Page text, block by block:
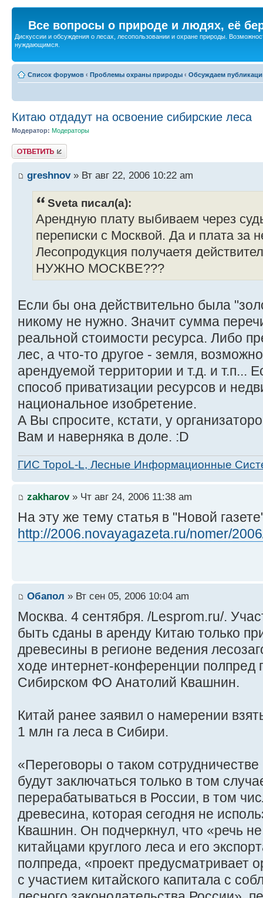
Все вопросы о природе и людях, её
Дискуссии и обсуждения о лесах, лесопользовании и охране природы.
нуждающимся.
Список форумов ‹ Проблемы охраны природы ‹ Обсуждаем
Китаю отдадут на освоение сибирские леса
Модератор: Модераторы
Ответить
greshnov» Вт авг 22, 2006 10:22 am
Sveta писал(а):
Арендную плату выбиваем через
переписки с Москвой. Да и плата за
Лесопродукция получаетя
НУЖНО МОСКВЕ???
Если бы она действительно была
никому не нужно. Значит сумма
реальной стоимости ресурса. Либо
лес, а что-то другое - земля,
арендуемой территории и т.д. и т.п...
способ приватизации ресурсов и
национальное изобретение.
А Вы спросите, кстати, у
Вам и наверняка в доле. :D
ГИС TopoL-L, Лесные Информационные
zakharov» Чт авг 24, 2006 11:38 am
На эту же тему статья в "Новой
http://2006.novayagazeta.ru/nomer/
Обапол » Вт сен 05, 2006 10:04 am
Москва. 4 сентября. /Lesprom.ru/.
быть сданы в аренду Китаю только
древесины в регионе ведения
ходе интернет-конференции полпред
Сибирском ФО Анатолий Квашнин.
Китай ранее заявил о намерении
1 млн га леса в Сибири.
«Переговоры о таком
будут заключаться только в том
перерабатываться в России, в том
древесина, которая сегодня не
Квашнин. Он подчеркнул, что «речь
китайцами круглого леса и его
полпреда, «проект предусматривает
с участием китайского капитала с